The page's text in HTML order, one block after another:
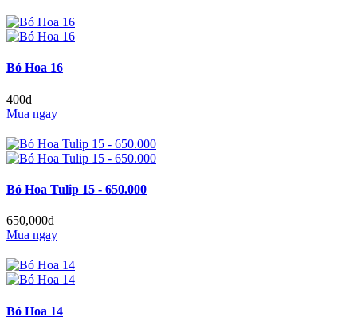
Bó Hoa 16
400đ
Mua ngay
Bó Hoa Tulip 15 - 650.000
650,000đ
Mua ngay
Bó Hoa 14